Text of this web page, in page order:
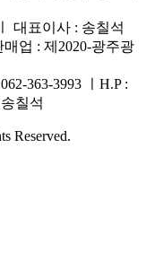
대표이사 : 송칠석
업 : 제2020-광주광
363-3993 ㅣH.P :
칠석
Reserved.